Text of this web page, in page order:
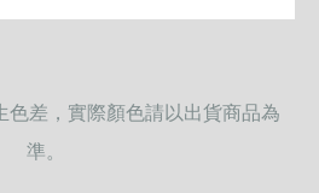
色差，實際顏色請以出貨商品為
準。